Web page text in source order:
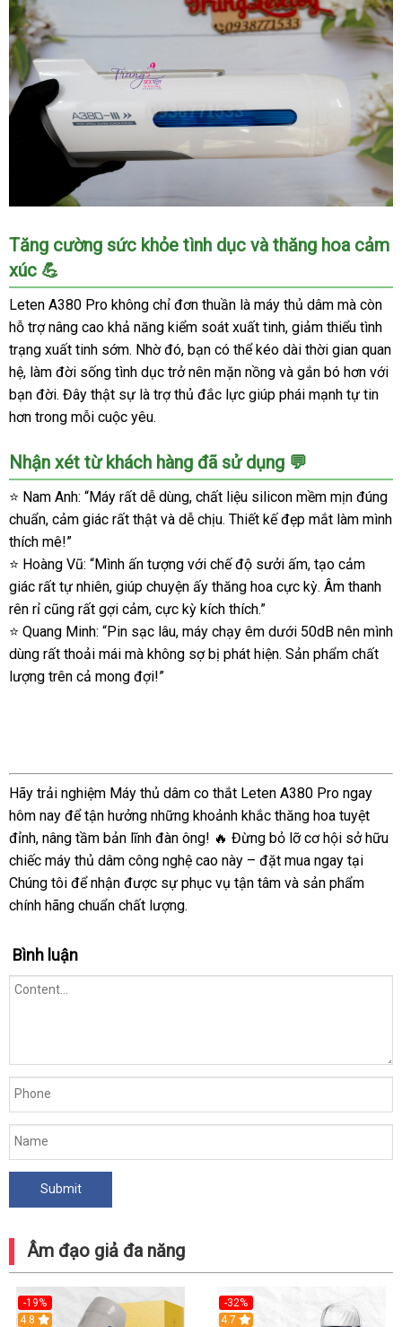
khuyến
mãi
Máy
thủ
dâm
co
thắt
Leten
A380
Pro
nam,
giá
khuyến
mãi
Tăng cường sức khỏe tình dục và thăng hoa cảm
xúc 💪
Leten A380 Pro không chỉ đơn thuần là máy thủ dâm mà còn
hỗ trợ nâng cao khả năng kiểm soát xuất tinh, giảm thiểu tình
trạng xuất tinh sớm. Nhờ đó, bạn có thể kéo dài thời gian quan
hệ, làm đời sống tình dục trở nên mặn nồng và gắn bó hơn với
bạn đời. Đây thật sự là trợ thủ đắc lực giúp phái mạnh tự tin
hơn trong mỗi cuộc yêu.
Nhận xét từ khách hàng đã sử dụng 💬
⭐ Nam Anh: “Máy rất dễ dùng, chất liệu silicon mềm mịn đúng
chuẩn, cảm giác rất thật và dễ chịu. Thiết kế đẹp mắt làm mình
thích mê!”
⭐ Hoàng Vũ: “Mình ấn tượng với chế độ sưởi ấm, tạo cảm
giác rất tự nhiên, giúp chuyện ấy thăng hoa cực kỳ. Âm thanh
rên rỉ cũng rất gợi cảm, cực kỳ kích thích.”
⭐ Quang Minh: “Pin sạc lâu, máy chạy êm dưới 50dB nên mình
dùng rất thoải mái mà không sợ bị phát hiện. Sản phẩm chất
lượng trên cả mong đợi!”
Hãy trải nghiệm Máy thủ dâm co thắt Leten A380 Pro ngay
hôm nay để tận hưởng những khoảnh khắc thăng hoa tuyệt
đỉnh, nâng tầm bản lĩnh đàn ông! 🔥 Đừng bỏ lỡ cơ hội sở hữu
chiếc máy thủ dâm công nghệ cao này – đặt mua ngay tại
Chúng tôi để nhận được sự phục vụ tận tâm và sản phẩm
chính hãng chuẩn chất lượng.
Bình luận
Âm đạo giả đa năng
-19%
Hot
4.8
-32%
Hot
4.7